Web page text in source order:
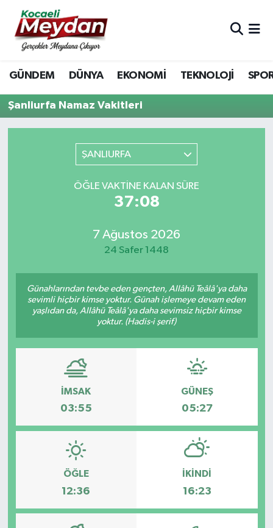
GÜNDEM DÜNYA EKONOMİ TEKNOLOJİ
Şanliurfa Namaz Vakitleri
ŞANLIURFA
ÖĞLE VAKTINE KALAN SÜRE
37:08
7 Ağustos 2026
24 Safer 1448
Günahlarından tevbe eden gençten, Allâhü Teâlâ'ya daha
sevimli hiçbir kimse yoktur. Günah işlemeye devam eden
yaşlıdan da, Allâhü Teâlâ'ya daha sevimsiz hiçbir kimse
yoktur. (Hadis-i şerif)
İMSAK
03:55
GÜNEŞ
05:27
ÖĞLE
12:36
İKINDI
16:23
Nöbetçi Eczaneler
Hava Durumu
Trafik Durumu
Son Dakika Haberleri